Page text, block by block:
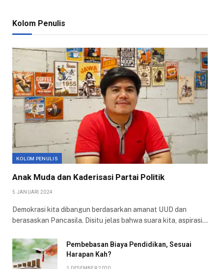
Kolom Penulis
KOLOM PENULIS
Anak Muda dan Kaderisasi Partai Politik
5 JANUARI 2024
Demokrasi kita dibangun berdasarkan amanat UUD dan
berasaskan Pancasila. Disitu jelas bahwa suara kita, aspirasi…
Pembebasan Biaya Pendidikan, Sesuai
Harapan Kah?